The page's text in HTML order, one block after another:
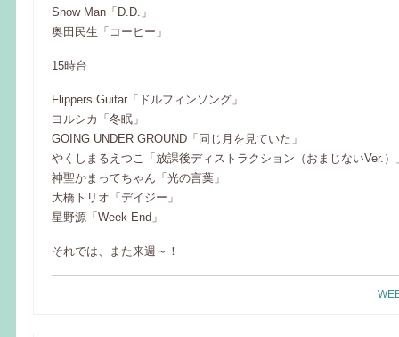
Snow Man「D.D.」
奥田民生「コーヒー」
15時台
Flippers Guitar「ドルフィンソング」
ヨルシカ「冬眠」
GOING UNDER GROUND「同じ月を見ていた」
やくしまるえつこ「放課後ディストラクション（おまじないVer.）
神聖かまってちゃん「光の言葉」
大橋トリオ「デイジー」
星野源「Week End」
それでは、また来週～！